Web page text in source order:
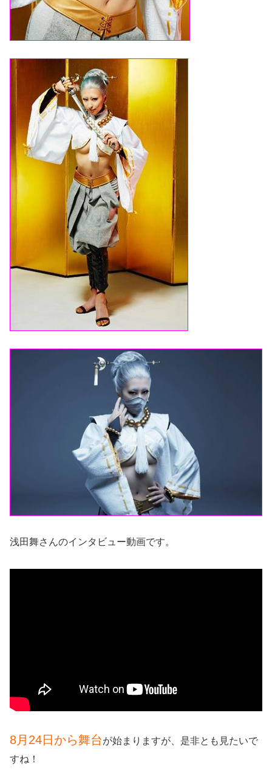
浅田舞さんのインタビュー動画です。
8月24日から舞台が始まりますが、是非とも見たいで
すね！